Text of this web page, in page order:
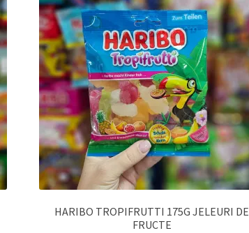
HARIBO TROPIFRUTTI 175G JELEURI DE
FRUCTE